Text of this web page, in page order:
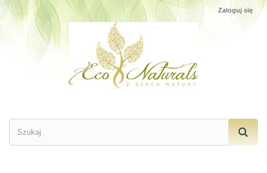
Zaloguj się